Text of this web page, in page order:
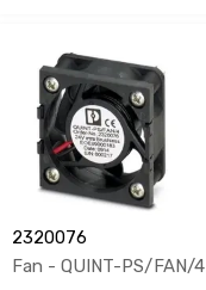
2320076
Fan - QUINT-PS/FAN/4